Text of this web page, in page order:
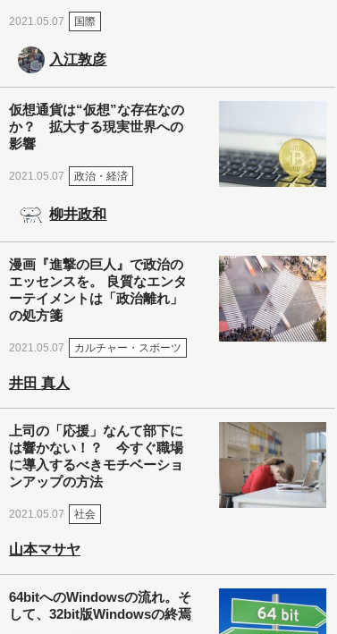
2021.05.07 国際
入江敦彦
仮想通貨は“仮想”な存在なの
か？ 拡大する現実世界への
影響
2021.05.07 政治・経済
柳井政和
漫画『進撃の巨人』で政治の
エッセンスを。 良質なエンタ
ーテイメントは「政治離れ」
の処方箋
2021.05.07 カルチャー・スポーツ
井田 真人
上司の「応援」なんて部下に
は響かない！？ 今すぐ職場
に導入するべきモチベーショ
ンアップの方法
2021.05.07 社会
山本マサヤ
64bitへのWindowsの流れ。そ
して、32bit版Windowsの終焉